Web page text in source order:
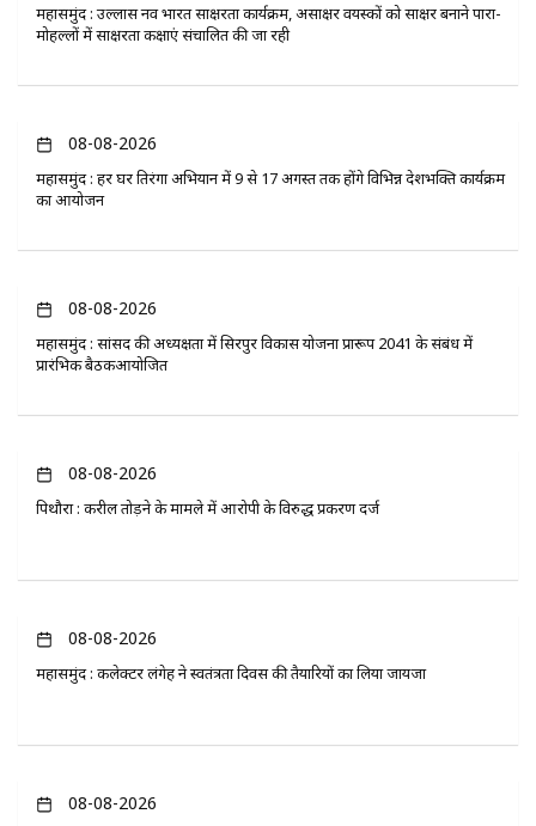
महासमुंद : उल्लास नव भारत साक्षरता कार्यक्रम, असाक्षर वयस्कों को साक्षर बनाने पारा-
मोहल्लों में साक्षरता कक्षाएं संचालित की जा रही
08-08-2026
महासमुंद : हर घर तिरंगा अभियान में 9 से 17 अगस्त तक होंगे विभिन्न देशभक्ति कार्यक्रम
का आयोजन
08-08-2026
महासमुंद : सांसद की अध्यक्षता में सिरपुर विकास योजना प्रारूप 2041 के संबंध में
प्रारंभिक बैठकआयोजित
08-08-2026
पिथौरा : करील तोड़ने के मामले में आरोपी के विरुद्ध प्रकरण दर्ज
08-08-2026
महासमुंद : कलेक्टर लंगेह ने स्वतंत्रता दिवस की तैयारियों का लिया जायजा
08-08-2026